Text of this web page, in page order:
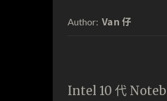
Author: Van 仔
Intel 10 代